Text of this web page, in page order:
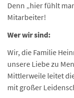
Denn „hier fühlt
Mitarbeiter!
Wer wir sind:
Wir, die Familie
unsere Liebe zu
Mittlerweile leitet
mit großer